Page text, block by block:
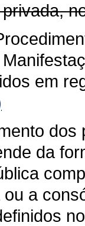
em
dos
da
a